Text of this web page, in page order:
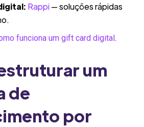
Rappi— soluções rápidas
funciona um gift card digital.
um
de
por